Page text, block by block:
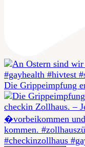
Die Grippeimpfung